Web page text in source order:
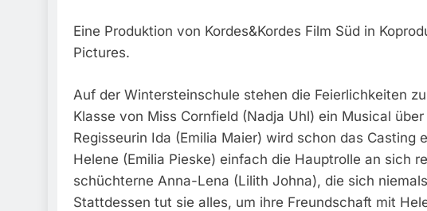
Eine Produktion von Kordes&Kordes Film Süd in
Pictures.
Auf der Wintersteinschule stehen die Feierlichkeiten
Klasse von Miss Cornfield (Nadja Uhl) ein Musical
Regisseurin Ida (Emilia Maier) wird schon das Casting
Helene (Emilia Pieske) einfach die Hauptrolle an sich
schüchterne Anna-Lena (Lilith Johna), die sich
Stattdessen tut sie alles, um ihre Freundschaft mit